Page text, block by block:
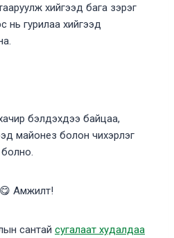
хийгээд бага зэрэг
нь гурилаа хийгээд
бэлдэхдээ байцаа,
майонез болон чихэрлэг
Амжилт!
сантай сугалаат худалдаа